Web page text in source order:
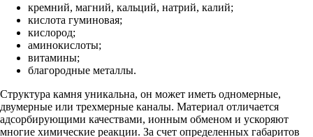
кремний, магний, кальций, натрий, калий;
кислота гуминовая;
кислород;
аминокислоты;
витамины;
благородные металлы.
Структура камня уникальна, он может иметь одномерные,
двумерные или трехмерные каналы. Материал отличается
адсорбирующими качествами, ионным обменом и ускоряют
многие химические реакции. За счет определенных габаритов